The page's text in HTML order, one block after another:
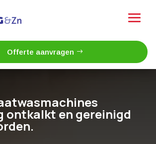
Offerte aanvragen
ontkalkt en gereinigd